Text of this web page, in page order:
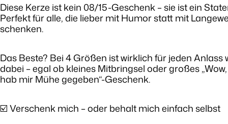
Diese Kerze ist kein 08/15-Geschenk – sie ist ein
Perfekt für alle, die lieber mit Humor statt mit
schenken.
Das Beste? Bei 4 Größen ist wirklich für jeden Anlass
dabei – egal ob kleines Mitbringsel oder großes
hab mir Mühe gegeben“-Geschenk.
☑️ Verschenk mich – oder behalt mich einfach selbst